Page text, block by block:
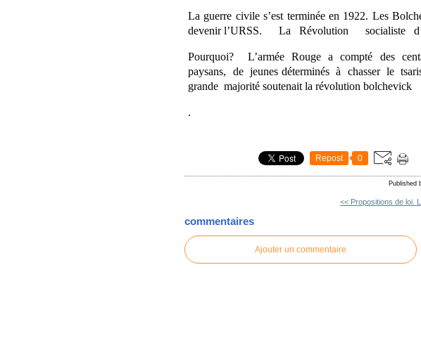
La guerre civile s’est terminée en 1922. Les
devenir l’URSS. La Révolution socialiste
Pourquoi? L’armée Rouge a compté des
paysans, de jeunes déterminés à chasser le
grande majorité soutenait la révolution bolchevick
.
Repost 0
Published
<< Propositions de loi.
commentaires
Ajouter un commentaire